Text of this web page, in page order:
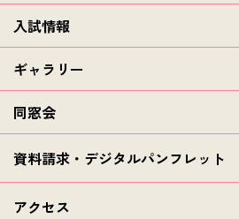
入試情報
ギャラリー
同窓会
資料請求・デジタルパンフレット
アクセス